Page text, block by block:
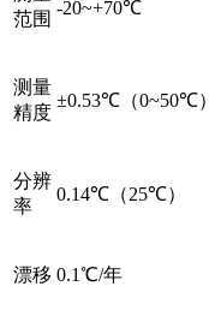
范围
-20~+70℃
测量
精度
±0.53℃（0~50℃）
分辨
率
0.14℃（25℃）
漂移 0.1℃/年